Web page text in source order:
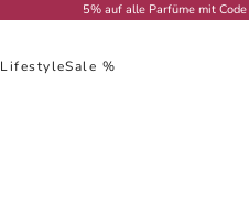
5% auf alle Parfüme mit Code
LifestyleSale %